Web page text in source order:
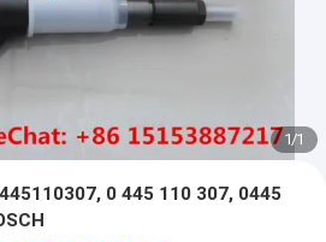
1/1
0 445 110 307, 0445